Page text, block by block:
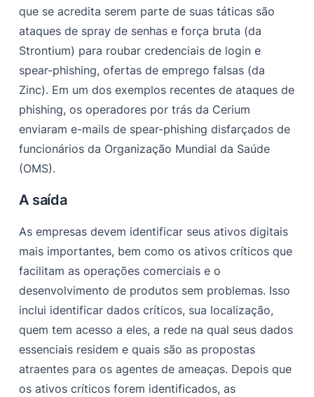
que se acredita serem parte de suas táticas são
ataques de spray de senhas e força bruta (da
Strontium) para roubar credenciais de login e
spear-phishing, ofertas de emprego falsas (da
Zinc). Em um dos exemplos recentes de ataques de
phishing, os operadores por trás da Cerium
enviaram e-mails de spear-phishing disfarçados de
funcionários da Organização Mundial da Saúde
(OMS).
A saída
As empresas devem identificar seus ativos digitais
mais importantes, bem como os ativos críticos que
facilitam as operações comerciais e o
desenvolvimento de produtos sem problemas. Isso
inclui identificar dados críticos, sua localização,
quem tem acesso a eles, a rede na qual seus dados
essenciais residem e quais são as propostas
atraentes para os agentes de ameaças. Depois que
os ativos críticos forem identificados, as